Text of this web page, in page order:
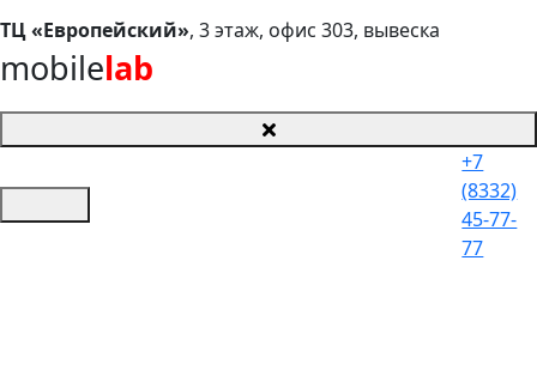
ТЦ «Европейский», 3 этаж, офис 303, вывеска
mobilelab
+7
(8332)
45-77-
77